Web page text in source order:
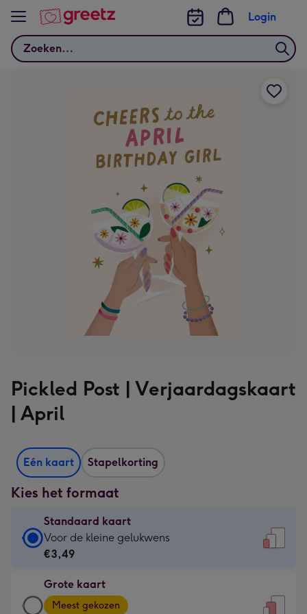
Bekijk meer
Zoeken
Login
Pickled Post | Verjaardagskaart
| April
Eén kaart Stapelkorting
Kies het formaat
Standaard kaart
Standaard
kaart
€3,49
-
Voor de kleine gelukwens
€3,49
Grote kaart
Grote
Meest gekozen